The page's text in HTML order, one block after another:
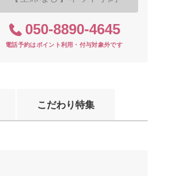
050-8890-4645
電話予約はポイント利用・付与対象外です
こだわり特集